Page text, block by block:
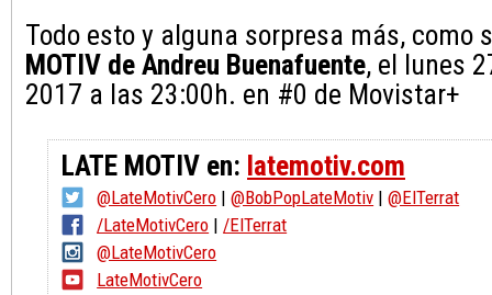
Todo esto y alguna sorpresa más, como
MOTIV de Andreu Buenafuente, el lunes
2017 a las 23:00h. en #0 de Movistar+
LATE MOTIV en: latemotiv.com
@LateMotivCero |@BobPopLateMotiv |@ElTerrat
/LateMotivCero |/ElTerrat
@LateMotivCero
LateMotivCero